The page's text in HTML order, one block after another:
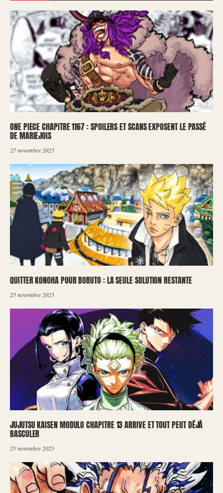
ONE PIECE CHAPITRE 1167 : SPOILERS ET SCANS EXPOSENT LE PASSÉ
DE MARIEJOIS
27 novembre 2025
QUITTER KONOHA POUR BORUTO : LA SEULE SOLUTION RESTANTE
25 novembre 2025
JUJUTSU KAISEN MODULO CHAPITRE 13 ARRIVE ET TOUT PEUT DÉJÀ
BASCULER
25 novembre 2025